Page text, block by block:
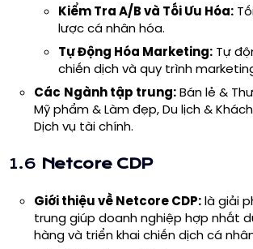
Kiểm Tra A/B và Tối Ưu Hóa:
lược cá nhân hóa.
Tự Động Hóa Marketing: Tự
chiến dịch và quy trình
Các Ngành tập trung:Bán lẻ &
Mỹ phẩm & Làm đẹp, Du lịch &
Dịch vụ tài chính.
1.6 Netcore CDP
Giới thiệu vềNetcore CDP:là giải
trung giúp doanh nghiệp hợp nhất
hàng và triển khai chiến dịch cá